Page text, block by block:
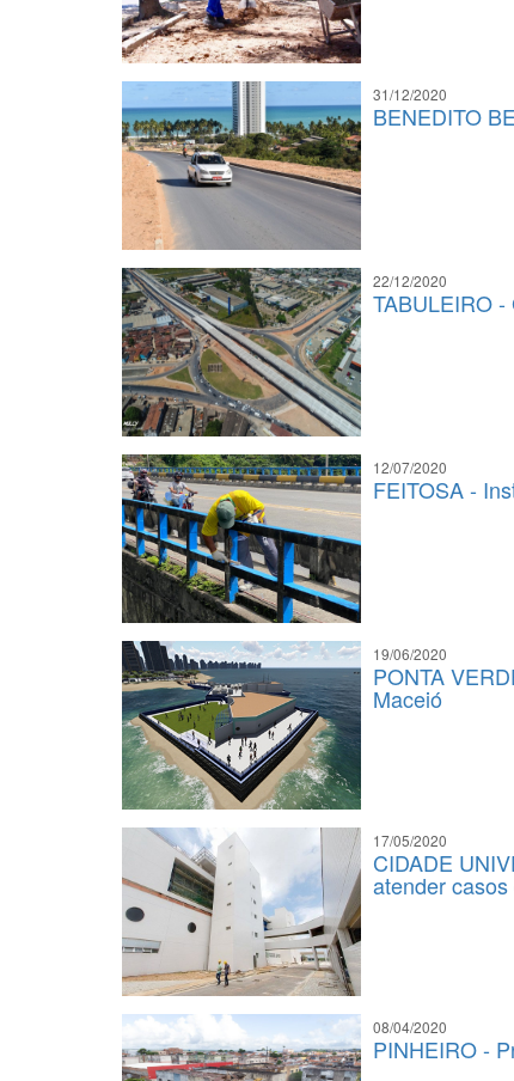
31/12/2020
BENEDITO
22/12/2020
TABULEIRO
12/07/2020
FEITOSA -
19/06/2020
PONTA
Maceió
17/05/2020
CIDADE
atender
08/04/2020
PINHEIRO -